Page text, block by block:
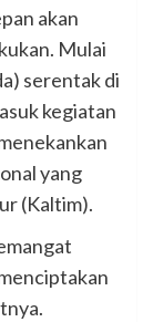
akan
Mulai
serentak di
kegiatan
yang
(Kaltim).